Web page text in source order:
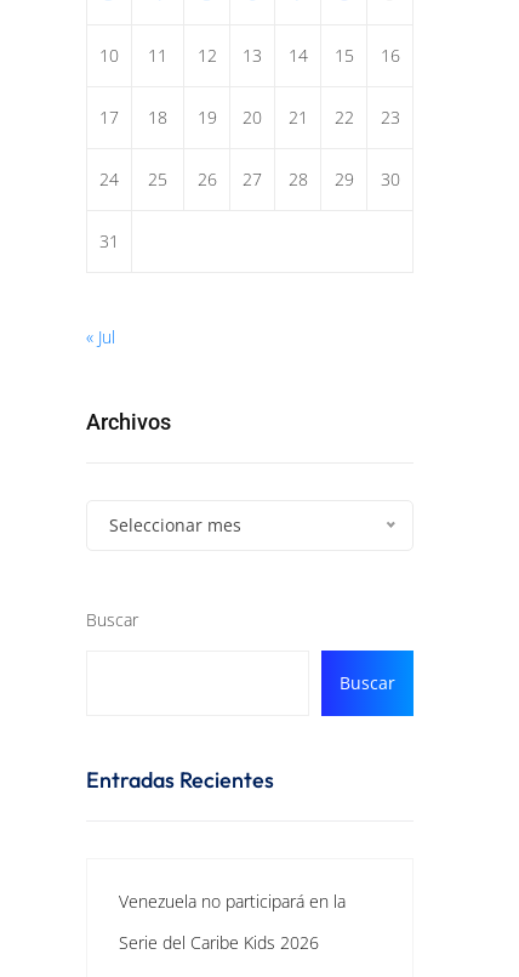
10 11 12 13 14 15 16
17 18 19 20 21 22 23
24 25 26 27 28 29 30
31
« Jul
Archivos
Seleccionar mes
Buscar
Buscar
Entradas Recientes
Venezuela no participará en la
Serie del Caribe Kids 2026